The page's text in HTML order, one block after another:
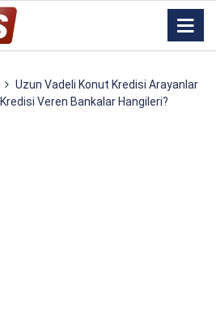
Uzun Vadeli Konut Kredisi Arayanlar
Veren Bankalar Hangileri?